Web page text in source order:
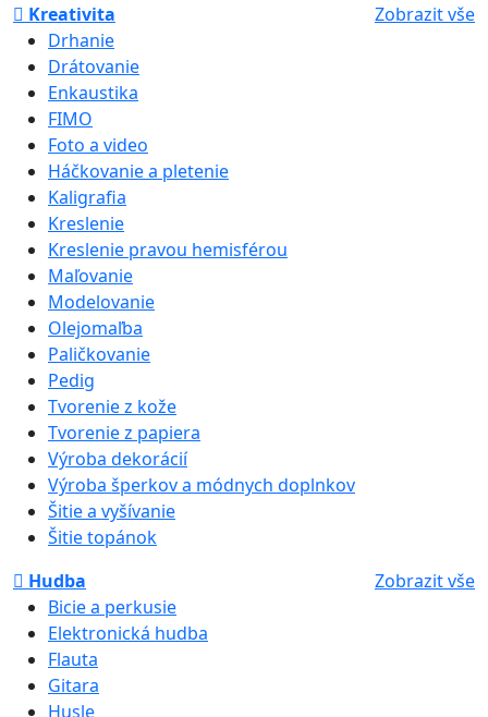
Kreativita
Zobrazit vše
Drhanie
Drátovanie
Enkaustika
FIMO
Foto a video
Háčkovanie a pletenie
Kaligrafia
Kreslenie
Kreslenie pravou hemisférou
Maľovanie
Modelovanie
Olejomaľba
Paličkovanie
Pedig
Tvorenie z kože
Tvorenie z papiera
Výroba dekorácií
Výroba šperkov a módnych doplnkov
Šitie a vyšívanie
Šitie topánok
Hudba
Zobrazit vše
Bicie a perkusie
Elektronická hudba
Flauta
Gitara
Husle